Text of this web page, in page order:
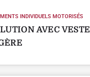
INDIVIDUELS MOTORISÉS
AVEC VESTE